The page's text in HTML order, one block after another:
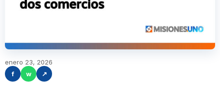
enero 23, 2026
f
w ↗